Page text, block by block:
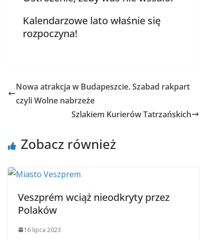
Kalendarzowe lato właśnie się
rozpoczyna!
Nowa atrakcja w Budapeszcie. Szabad rakpart
czyli Wolne nabrzeże
Szlakiem Kurierów Tatrzańskich
Zobacz również
Veszprém wciąż nieodkryty przez
Polaków
16 lipca 2023